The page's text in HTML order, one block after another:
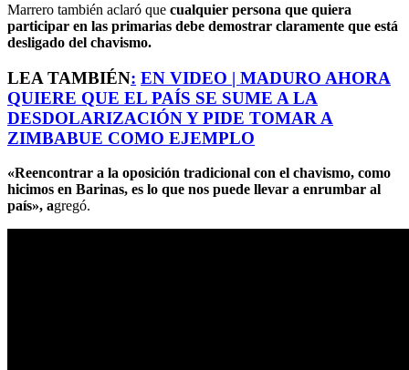
Marrero también aclaró que cualquier persona que quiera
participar en las primarias debe demostrar claramente que está
desligado del chavismo.
LEA TAMBIÉN: EN VIDEO | MADURO AHORA
QUIERE QUE EL PAÍS SE SUME A LA
DESDOLARIZACIÓN Y PIDE TOMAR A
ZIMBABUE COMO EJEMPLO
«Reencontrar a la oposición tradicional con el chavismo, como
hicimos en Barinas, es lo que nos puede llevar a enrumbar al
país», agregó.